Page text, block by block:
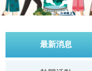
最新消息